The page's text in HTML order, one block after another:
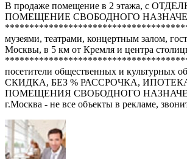
В продаже помещение в 2 этажа, с
ПОМЕЩЕНИЕ СВОБОДНОГО
**********************************************
музеями, театрами, концертным залом,
Москвы, в 5 км от Кремля и центра
**********************************************
посетители общественных и
СКИДКА, БЕЗ % РАССРОЧКА,
ПОМЕЩЕНИЯ СВОБОДНОГО
г.Москва - не все объекты в рекламе,